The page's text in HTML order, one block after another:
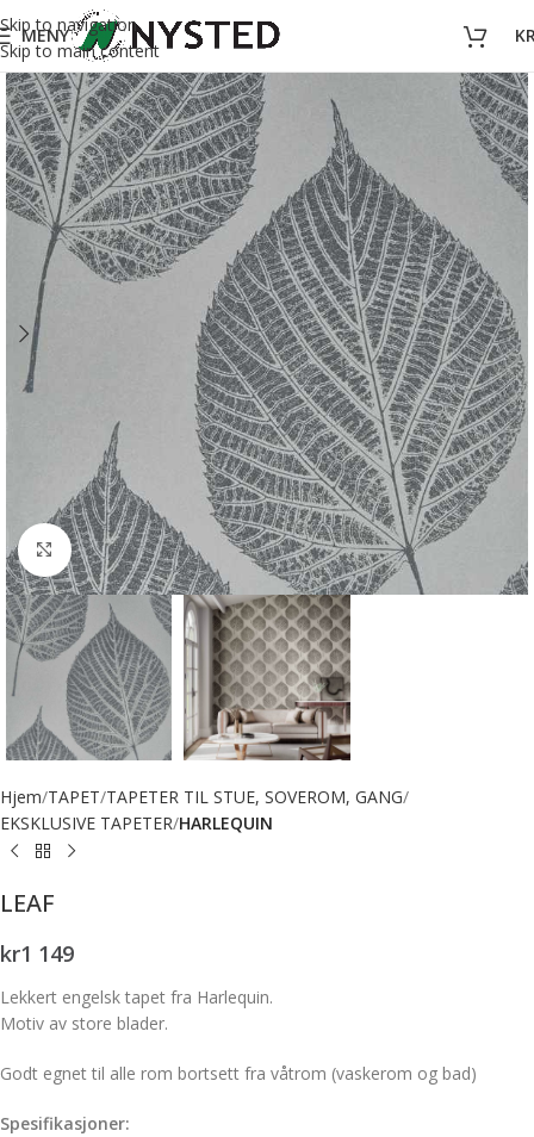
Skip to navigation
Skip to main content
MENY
Forstørr bilde
Hjem TAPET TAPETER TIL STUE, SOVEROM, GANG
EKSKLUSIVE TAPETER HARLEQUIN
LEAF
kr1 149
Lekkert engelsk tapet fra Harlequin.
Motiv av store blader.
Godt egnet til alle rom bortsett fra våtrom (vaskerom og bad)
Spesifikasjoner: